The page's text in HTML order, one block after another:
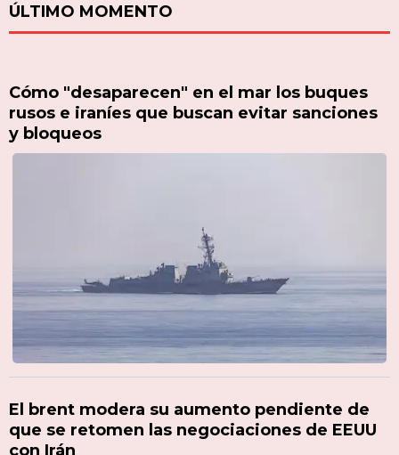
ÚLTIMO MOMENTO
Cómo "desaparecen" en el mar los buques
rusos e iraníes que buscan evitar sanciones
y bloqueos
El brent modera su aumento pendiente de
que se retomen las negociaciones de EEUU
con Irán